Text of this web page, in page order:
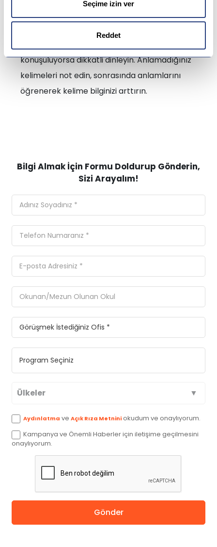
Seçime izin ver
Reddet
Oyun oynayın
konuşuluyorsa dikkatli dinleyin. Anlamadığınız
kelimeleri not edin, sonrasında anlamlarını
öğrenerek kelime bilginizi arttırın.
Bilgi Almak İçin Formu Doldurup Gönderin,
Sizi Arayalım!
Ülkeler
Avustralya
Kanada
İngiltere
Amerika
Aydınlatma ve Açık Rıza Metniniokudum ve onaylıyorum.
Kampanya ve Önemli Haberler için iletişime geçilmesini
onaylıyorum.
Gönder